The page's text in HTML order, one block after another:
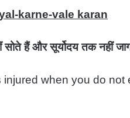
karne-vale karan
हैं और सूर्योदय तक नहीं
injured when you do not